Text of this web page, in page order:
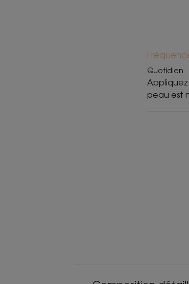
Quotidien
peau est